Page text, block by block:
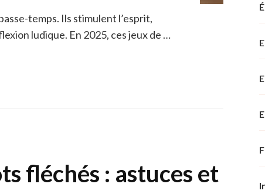
temps. Ils stimulent l’esprit,
ludique. En 2025, ces jeux de …
fléchés : astuces et